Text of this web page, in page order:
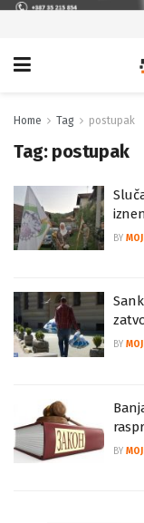
Home Tag postupak
Tag: postupak
BY
BY
BY